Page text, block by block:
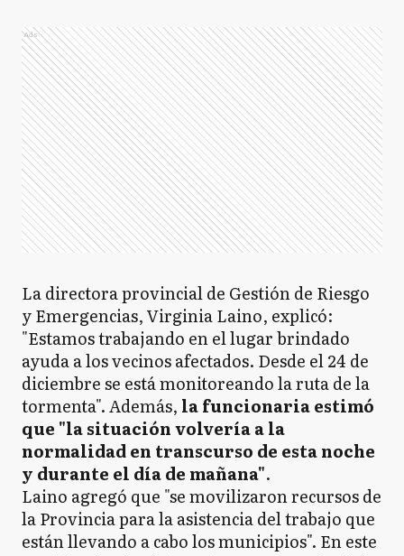
Ads
La directora provincial de Gestión de Riesgo
y Emergencias, Virginia Laino, explicó:
"Estamos trabajando en el lugar brindado
ayuda a los vecinos afectados. Desde el 24 de
diciembre se está monitoreando la ruta de la
tormenta". Además, la funcionaria estimó
que "la situación volvería a la
normalidad en transcurso de esta noche
y durante el día de mañana".
Laino agregó que "se movilizaron recursos de
la Provincia para la asistencia del trabajo que
están llevando a cabo los municipios". En este